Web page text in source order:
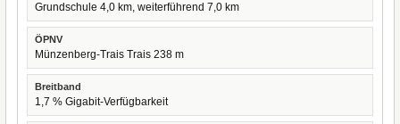
Grundschule 4,0 km, weiterführend 7,0 km
ÖPNV
Münzenberg-Trais Trais 238 m
Breitband
1,7 % Gigabit-Verfügbarkeit